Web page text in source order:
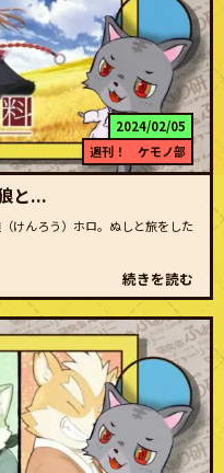
2024/02/05
週刊！ ケモノ部
と...
けんろう）ホロ。ぬしと旅をした
続きを読む